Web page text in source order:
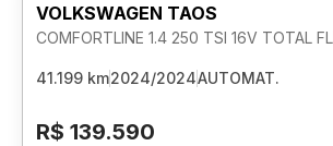
VOLKSWAGEN TAOS
41.199 km2024/2024AUTOMAT.
R$ 139.590